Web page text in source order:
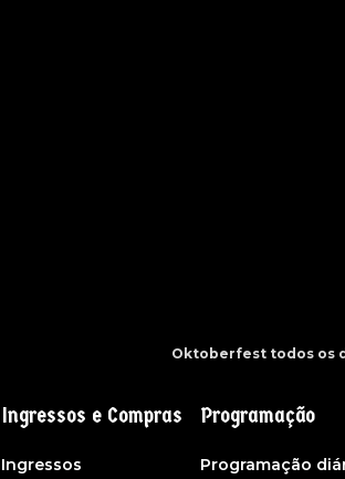
Oktoberfest todos os
Ingressos e Compras
Ingressos
Programação
Programação